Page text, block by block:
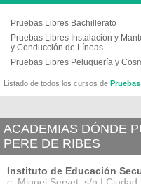
Pruebas Libres Bachillerato
Pruebas Libres Instalación y
y Conducción de Líneas
Pruebas Libres Peluquería y
Listado de todos los cursos de
ACADEMIAS DÓNDE
PERE DE RIBES
Instituto de Educación